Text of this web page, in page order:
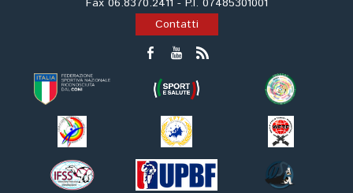
Fax 06.8370.2411 - P.I. 07485301001
Contatti